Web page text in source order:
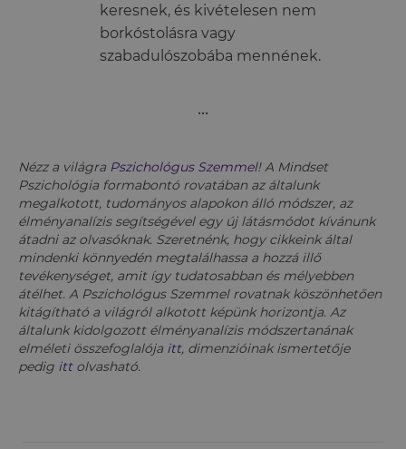
keresnek, és kivételesen nem
borkóstolásra vagy
szabadulószobába mennének.
•••
Nézz a világra Pszichológus Szemmel! A Mindset
Pszichológia formabontó rovatában az általunk
megalkotott, tudományos alapokon álló módszer, az
élményanalízis segítségével egy új látásmódot kívánunk
átadni az olvasóknak. Szeretnénk, hogy cikkeink által
mindenki könnyedén megtalálhassa a hozzá illő
tevékenységet, amit így tudatosabban és mélyebben
átélhet. A Pszichológus Szemmel rovatnak köszönhetően
kitágítható a világról alkotott képünk horizontja. Az
általunk kidolgozott élményanalízis módszertanának
elméleti összefoglalója itt, dimenzióinak ismertetője
pedig ittolvasható.